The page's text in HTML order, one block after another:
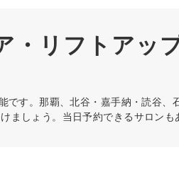
・リフトアッ
です。那覇、北谷・嘉手納・読谷、
ましょう。当日予約できるサロンも